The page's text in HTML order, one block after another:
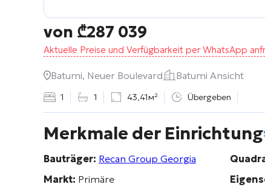
von ₾287 039
Aktuelle Preise und Verfügbarkeit per WhatsApp
Batumi, Neuer Boulevard Batumi Ansicht
1 1 43,41м² Übergeben
Merkmale der Einrichtung
Bauträger: Recan Group Georgia
Markt: Primäre